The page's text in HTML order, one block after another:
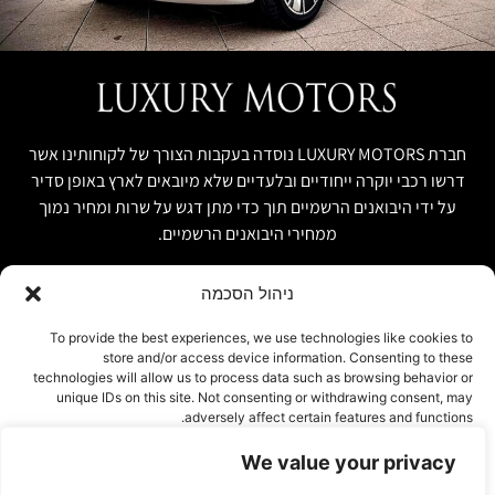
We value your privacy
ניהול הסכמה
To provide the best experiences, we use technologies like cookies to
store and/or access device information. Consenting to these
technologies will allow us to process data such as browsing behavior or
unique IDs on this site. Not consenting or withdrawing consent, may
adversely affect certain features and functions.
חברת LUXURY MOTORS נוסדה בעקבות הצורך של לקוחותינו אשר
דרשו רכבי יוקרה ייחודיים ובלעדיים שלא מיובאים לארץ באופן סדיר
על ידי היבואנים הרשמיים תוך כדי מתן דגש על שרות ומחיר נמוך
ממחירי היבואנים הרשמיים.
אודות
יבוא אישי ויבוא מקביל
טרייד אין ומשומשות
רכבים למכירה במלאי
צור קשר
074-7408590
office@luxury-motors.co.il